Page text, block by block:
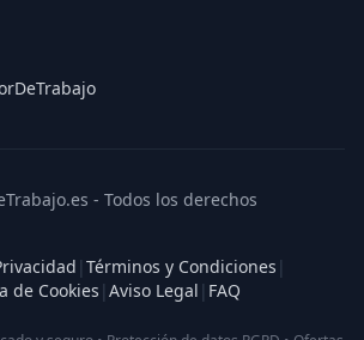
- Todos los derechos
| Términos y Condiciones |
de Cookies | Aviso Legal | FAQ